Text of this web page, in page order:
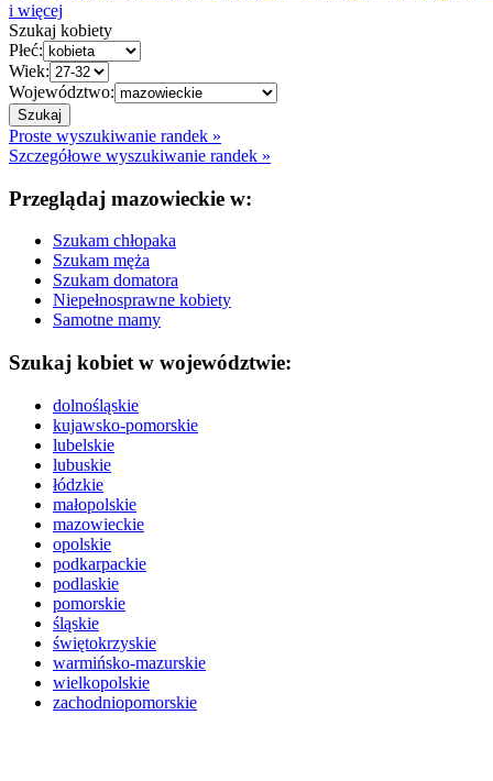
i więcej
Szukaj kobiety
Płeć:
Wiek:
Województwo:
Proste wyszukiwanie randek »
Szczegółowe wyszukiwanie randek »
Przeglądaj mazowieckie w:
Szukam chłopaka
Szukam męża
Szukam domatora
Niepełnosprawne kobiety
Samotne mamy
Szukaj kobiet w województwie:
dolnośląskie
kujawsko-pomorskie
lubelskie
lubuskie
łódzkie
małopolskie
mazowieckie
opolskie
podkarpackie
podlaskie
pomorskie
śląskie
świętokrzyskie
warmińsko-mazurskie
wielkopolskie
zachodniopomorskie